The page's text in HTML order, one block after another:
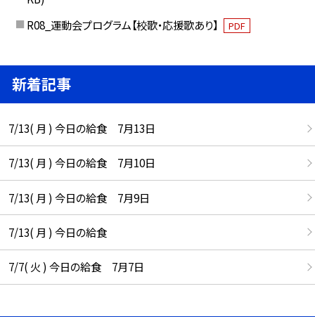
R08_運動会プログラム【校歌・応援歌あり】
PDF
新着記事
7/13( 月 ) 今日の給食 7月13日
7/13( 月 ) 今日の給食 7月10日
7/13( 月 ) 今日の給食 7月9日
7/13( 月 ) 今日の給食
7/7( 火 ) 今日の給食 7月7日